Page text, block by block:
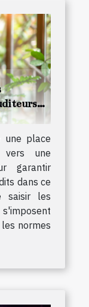
une place
vers une
garantir
dans ce
saisir les
normes